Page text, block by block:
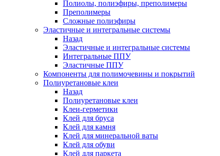
Полиолы, полиэфиры, преполимеры
Преполимеры
Сложные полиэфиры
Эластичные и интегральные системы
Назад
Эластичные и интегральные системы
Интегральные ППУ
Эластичные ППУ
Компоненты для полимочевины и покрытий
Полиуретановые клеи
Назад
Полиуретановые клеи
Клеи-герметики
Клей для бруса
Клей для камня
Клей для минеральной ваты
Клей для обуви
Клей для паркета